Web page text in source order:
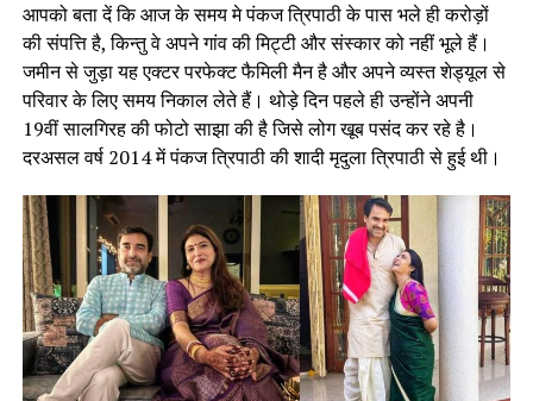
आपको बता दें कि आज के समय मे पंकज त्रिपाठी के पास भले ही करोड़ों
की संपत्ति है, किन्तु वे अपने गांव की मिट्टी और संस्कार को नहीं भूले हैं।
जमीन से जुड़ा यह एक्टर परफेक्ट फैमिली मैन है और अपने व्यस्त शेड्यूल से
परिवार के लिए समय निकाल लेते हैं। थोड़े दिन पहले ही उन्होंने अपनी
19वीं सालगिरह की फोटो साझा की है जिसे लोग खूब पसंद कर रहे है।
दरअसल वर्ष 2014 में पंकज त्रिपाठी की शादी मृदुला त्रिपाठी से हुई थी।